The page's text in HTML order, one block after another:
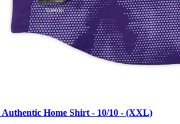
Home Shirt - 10/10 - (XXL)